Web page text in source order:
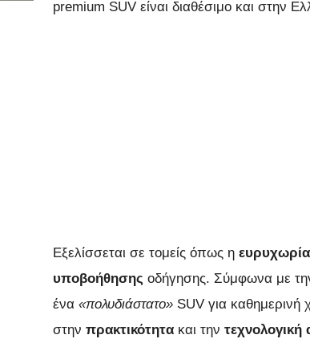
premium SUV είναι διαθέσιμο και στην
Εξελίσσεται σε τομείς όπως η
υποβοήθησης οδήγησης. Σύμφωνα με
ένα «πολυδιάστατο» SUV για καθημερινή
στην πρακτικότητα και την τεχνολογική